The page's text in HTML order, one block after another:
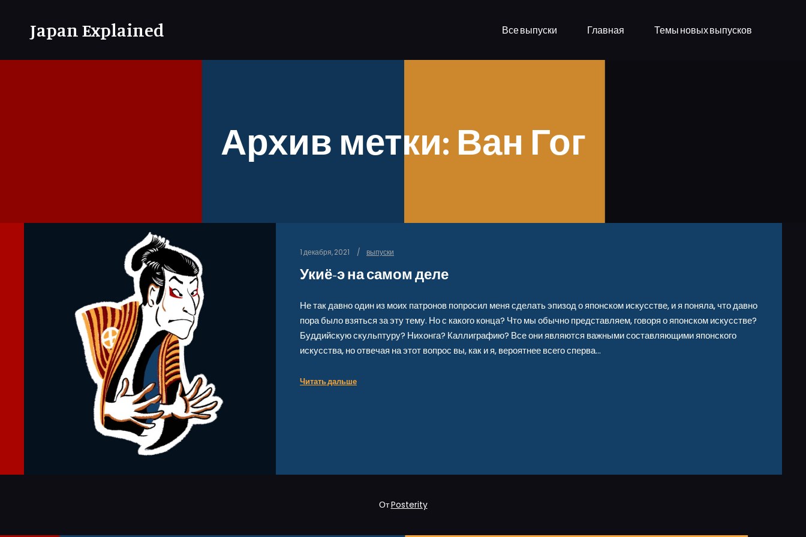
Japan Explained Все выпуски Главная Темы новых выпусков
Архив метки: Ван Гог
1 декабря, 2021 выпуски
Укиё-э на самом деле
Не так давно один из моих патронов попросил меня сделать эпизод о японском искусстве, и я поняла, что давно
пора было взяться за эту тему. Но с какого конца? Что мы обычно представляем, говоря о японском искусстве?
Буддийскую скульптуру? Нихонга? Каллиграфию? Все они являются важными составляющими японского
искусства, но отвечая на этот вопрос вы, как и я, вероятнее всего сперва…
Читать дальше
ОтPosterity